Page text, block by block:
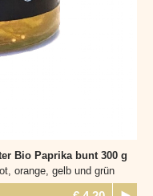
Bio Paprika bunt 300 g
orange, gelb und grün